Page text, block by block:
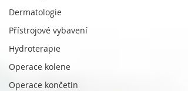
Dermatologie
Přístrojové vybavení
Hydroterapie
Operace kolene
Operace končetin